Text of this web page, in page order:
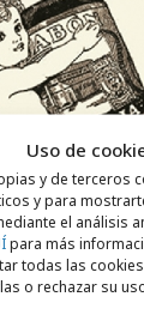
Uso de
y de terceros
y para
el análisis
para más
todas las
o rechazar su